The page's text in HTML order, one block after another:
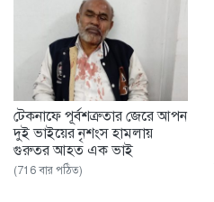
টেকনাফে পূর্বশত্রুতার জেরে আপন
দুই ভাইয়ের নৃশংস হামলায়
গুরুতর আহত এক ভাই
(716 বার পঠিত)